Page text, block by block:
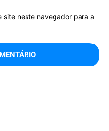
site neste navegador para a